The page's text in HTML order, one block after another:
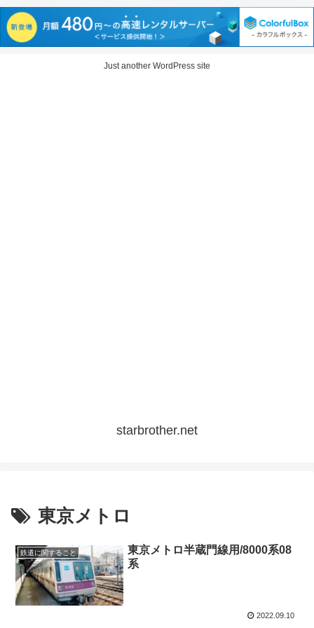
Just another WordPress site
starbrother.net
東京メトロ
鉄道に関すること
東京メトロ半蔵門線用/8000系08
系
2022.09.10